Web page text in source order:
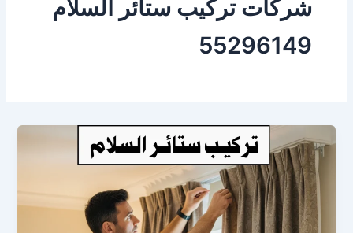
شركات تركيب ستائر السلام
55296149